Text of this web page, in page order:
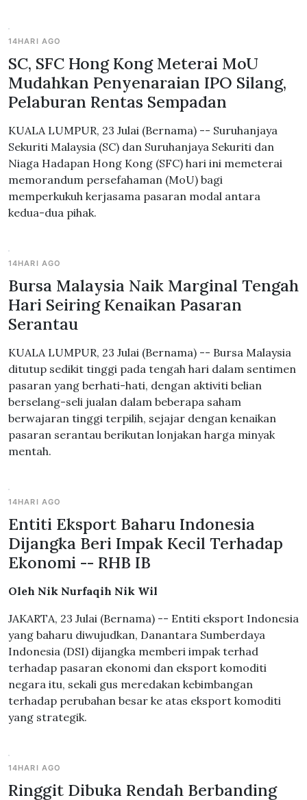
14HARI AGO
SC, SFC Hong Kong Meterai MoU
Mudahkan Penyenaraian IPO Silang,
Pelaburan Rentas Sempadan
KUALA LUMPUR, 23 Julai (Bernama) -- Suruhanjaya
Sekuriti Malaysia (SC) dan Suruhanjaya Sekuriti dan
Niaga Hadapan Hong Kong (SFC) hari ini memeterai
memorandum persefahaman (MoU) bagi
memperkukuh kerjasama pasaran modal antara
kedua-dua pihak.
14HARI AGO
Bursa Malaysia Naik Marginal Tengah
Hari Seiring Kenaikan Pasaran
Serantau
KUALA LUMPUR, 23 Julai (Bernama) -- Bursa Malaysia
ditutup sedikit tinggi pada tengah hari dalam sentimen
pasaran yang berhati-hati, dengan aktiviti belian
berselang-seli jualan dalam beberapa saham
berwajaran tinggi terpilih, sejajar dengan kenaikan
pasaran serantau berikutan lonjakan harga minyak
mentah.
14HARI AGO
Entiti Eksport Baharu Indonesia
Dijangka Beri Impak Kecil Terhadap
Ekonomi -- RHB IB
Oleh Nik Nurfaqih Nik Wil
JAKARTA, 23 Julai (Bernama) -- Entiti eksport Indonesia
yang baharu diwujudkan, Danantara Sumberdaya
Indonesia (DSI) dijangka memberi impak terhad
terhadap pasaran ekonomi dan eksport komoditi
negara itu, sekali gus meredakan kebimbangan
terhadap perubahan besar ke atas eksport komoditi
yang strategik.
14HARI AGO
Ringgit Dibuka Rendah Berbanding